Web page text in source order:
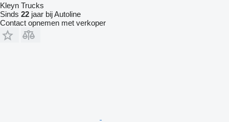
Kleyn Trucks
Sinds 22 jaar bij Autoline
Contact opnemen met verkoper